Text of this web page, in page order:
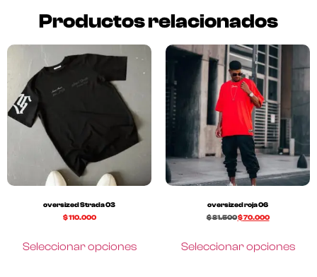
Productos relacionados
oversized Strada 03
$110.000
Seleccionar opciones
oversized roja 06
$81.500$70.000
Seleccionar opciones